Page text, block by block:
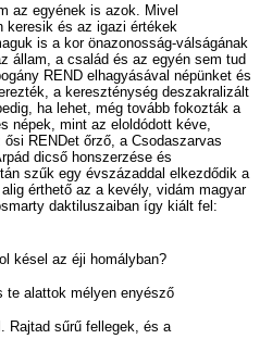
az egyének is azok. Mivel
keresik és az igazi értékek
is a kor önazonosság-válságának
állam, a család és az egyén sem tud
REND elhagyásával népünket és
a kereszténység deszakralizált
ha lehet, még tovább fokozták a
népek, mint az eloldódott kéve,
RENDet őrző, a Csodaszarvas
dicső honszerzése és
szűk egy évszázaddal elkezdődik a
érthető az a kevély, vidám magyar
daktiluszaiban így kiált fel:
késel az éji homályban?
te alattok mélyen enyésző
Rajtad sűrű fellegek, és a